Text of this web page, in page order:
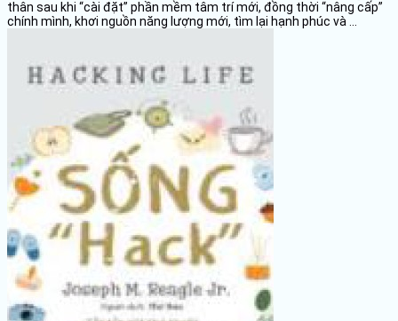
thân sau khi “cài đặt” phần mềm tâm trí mới, đồng thời “nâng cấp”
chính mình, khơi nguồn năng lượng mới, tìm lại hạnh phúc và ...